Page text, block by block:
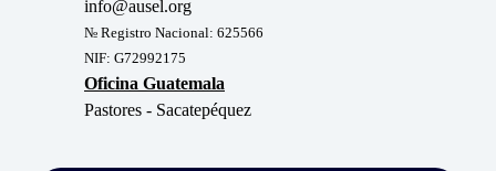
info@ausel.org
№ Registro Nacional: 625566
NIF: G72992175
Oficina Guatemala
Pastores - Sacatepéquez